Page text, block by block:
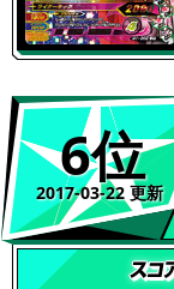
6位
2017-03-22 更新